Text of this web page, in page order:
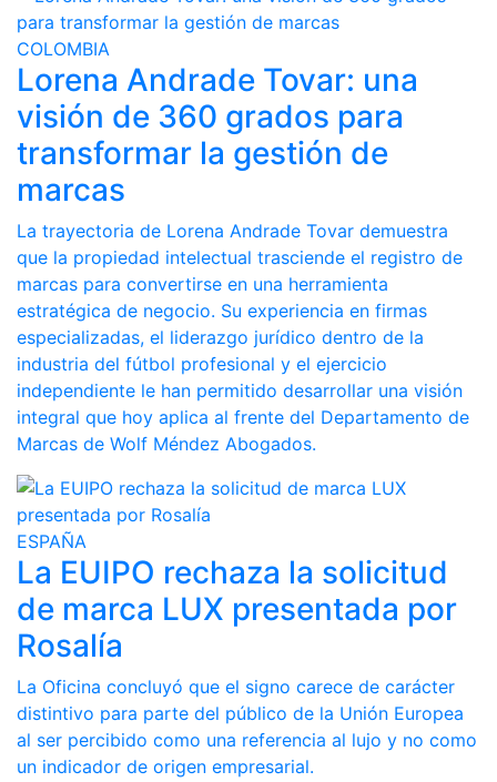
COLOMBIA
Lorena Andrade Tovar: una
visión de 360 grados para
transformar la gestión de
marcas
La trayectoria de Lorena Andrade Tovar demuestra
que la propiedad intelectual trasciende el registro de
marcas para convertirse en una herramienta
estratégica de negocio. Su experiencia en firmas
especializadas, el liderazgo jurídico dentro de la
industria del fútbol profesional y el ejercicio
independiente le han permitido desarrollar una visión
integral que hoy aplica al frente del Departamento de
Marcas de Wolf Méndez Abogados.
ESPAÑA
La EUIPO rechaza la solicitud
de marca LUX presentada por
Rosalía
La Oficina concluyó que el signo carece de carácter
distintivo para parte del público de la Unión Europea
al ser percibido como una referencia al lujo y no como
un indicador de origen empresarial.